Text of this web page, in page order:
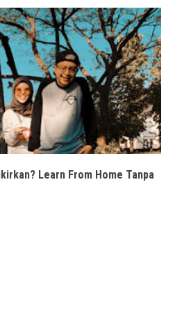
Learn From Home Tanpa